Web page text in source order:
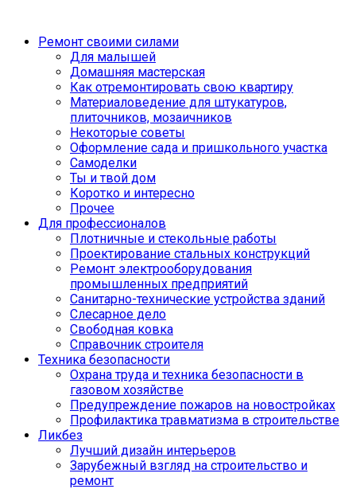
Ремонт своими силами
Для малышей
Домашняя мастерская
Как отремонтировать свою квартиру
Материаловедение для штукатуров,
плиточников, мозаичников
Некоторые советы
Оформление сада и пришкольного участка
Самоделки
Ты и твой дом
Коротко и интересно
Прочее
Для профессионалов
Плотничные и стекольные работы
Проектирование стальных конструкций
Ремонт электрооборудования
промышленных предприятий
Санитарно-технические устройства зданий
Слесарное дело
Свободная ковка
Справочник строителя
Техника безопасности
Охрана труда и техника безопасности в
газовом хозяйстве
Предупреждение пожаров на новостройках
Профилактика травматизма в строительстве
Ликбез
Лучший дизайн интерьеров
Зарубежный взгляд на строительство и
ремонт